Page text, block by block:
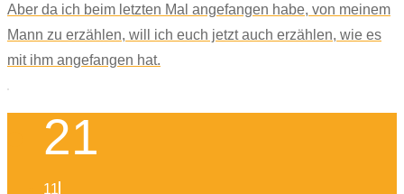
Aber da ich beim letzten Mal angefangen habe, von meinem
Mann zu erzählen, will ich euch jetzt auch erzählen, wie es
mit ihm angefangen hat.
21
11